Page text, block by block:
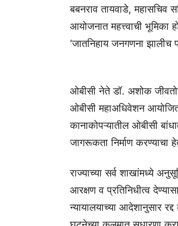
बबनराव तायवाडे, महासचिव
आयोजनात महत्त्वाची भूमिका
‘जातनिहाय जनगणना झालीच
ओबीसी नेते डॉ. अशोक
ओबीसी महाअधिवेशन
कानाकोपऱ्यातील ओबीसी
जागरूकता निर्माण करण्याचा
राज्याच्या सर्व शाखांमध्ये
आरक्षण व प्रतिनिधीत्व
न्यायालयाच्या आदेशानुसार